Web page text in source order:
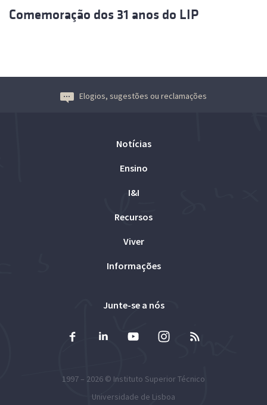
Comemoração dos 31 anos do LIP
Elogios, sugestões ou reclamações
Notícias
Ensino
I&I
Recursos
Viver
Informações
Junte-se a nós
1997 – 2026 © Instituto Superior Técnico
Universidade de Lisboa